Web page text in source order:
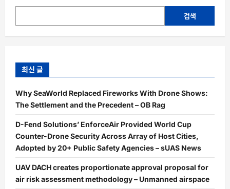
스
통
위
체
결
–
Investing.com
한
국
어
에
대
해
더
읽
어
기
검색
최신 글
Why SeaWorld Replaced Fireworks With Drone Shows:
The Settlement and the Precedent – OB Rag
D-Fend Solutions’ EnforceAir Provided World Cup
Counter-Drone Security Across Array of Host Cities,
Adopted by 20+ Public Safety Agencies – sUAS News
UAV DACH creates proportionate approval proposal for
air risk assessment methodology – Unmanned airspace